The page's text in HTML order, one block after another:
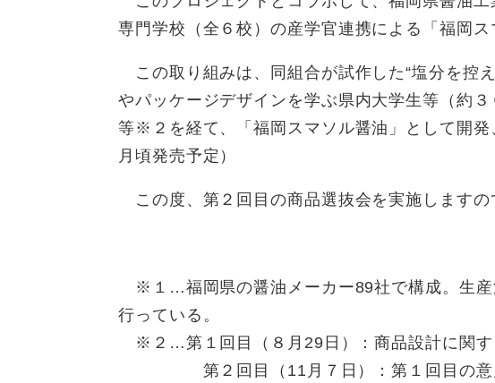
専門学校（全６校）の産学官連携による「福岡
この取り組みは、同組合が試作した“塩分を控
やパッケージデザインを学ぶ県内大学生等（約
等※２を経て、「福岡スマソル醤油」として開発
月頃発売予定）
この度、第２回目の商品選抜会を実施しますの
※１…福岡県の醤油メーカー89社で構成。生産
行っている。
※２…第１回目（８月29日）：商品設計に関す
第２回目（11月７日）：第１回目の意見